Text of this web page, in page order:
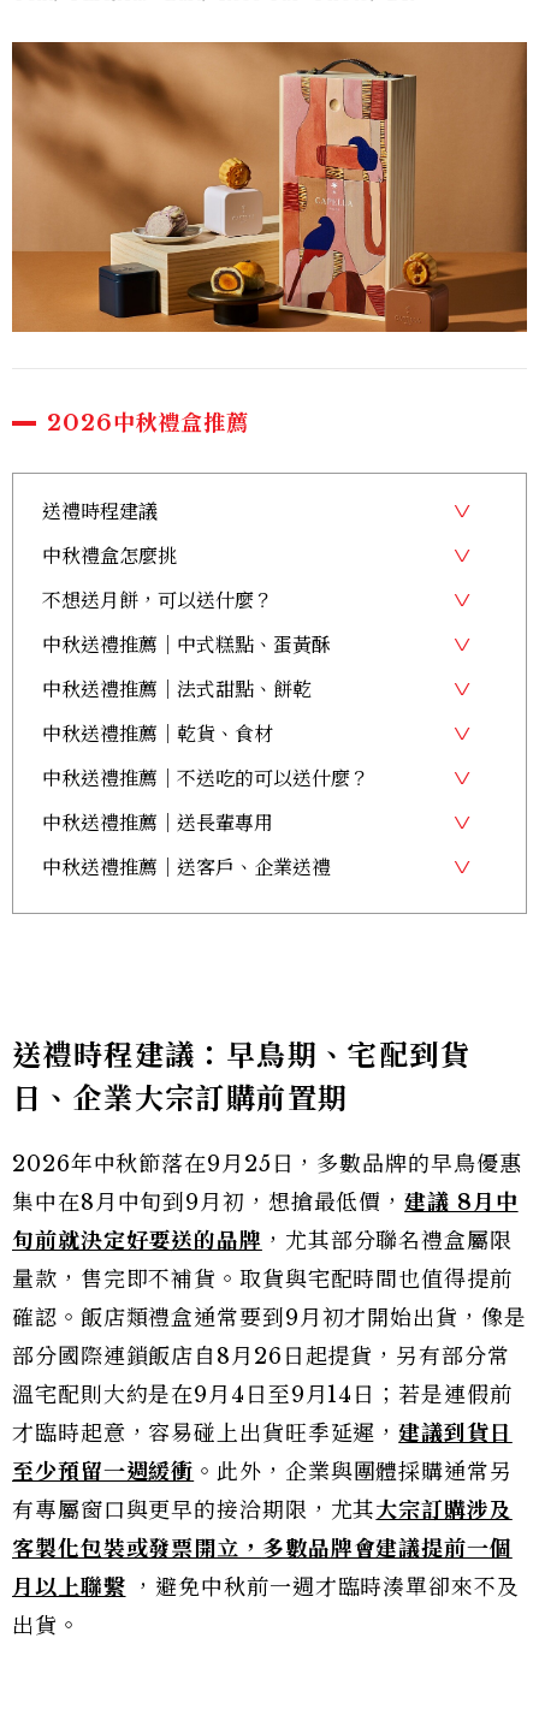
2026中秋禮盒推薦
送禮時程建議
中秋禮盒怎麼挑
不想送月餅，可以送什麼？
中秋送禮推薦｜中式糕點、蛋黃酥
中秋送禮推薦｜法式甜點、餅乾
中秋送禮推薦｜乾貨、食材
中秋送禮推薦｜不送吃的可以送什麼？
中秋送禮推薦｜送長輩專用
中秋送禮推薦｜送客戶、企業送禮
送禮時程建議：早鳥期、宅配到貨
日、企業大宗訂購前置期
2026年中秋節落在9月25日，多數品牌的早鳥優惠
集中在8月中旬到9月初，想搶最低價，建議 8月中
旬前就決定好要送的品牌 ，尤其部分聯名禮盒屬限
量款，售完即不補貨。取貨與宅配時間也值得提前
確認。飯店類禮盒通常要到9月初才開始出貨，像是
部分國際連鎖飯店自8月26日起提貨，另有部分常
溫宅配則大約是在9月4日至9月14日；若是連假前
才臨時起意，容易碰上出貨旺季延遲，建議到貨日
至少預留一週緩衝 。此外，企業與團體採購通常另
有專屬窗口與更早的接洽期限，尤其大宗訂購涉及
客製化包裝或發票開立， 多數品牌會建議提前一個
月以上聯繫 ，避免中秋前一週才臨時湊單卻來不及
出貨。